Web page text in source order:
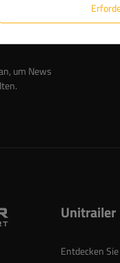
um News
Unitrailer
Entdecken